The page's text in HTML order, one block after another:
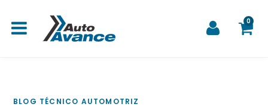
0
BLOG TÉCNICO AUTOMOTRIZ